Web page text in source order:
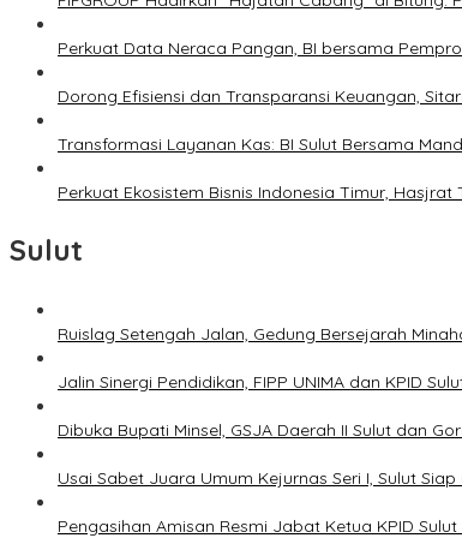
Perkuat Data Neraca Pangan, BI bersama
Dorong Efisiensi dan Transparansi Keuangan,
Transformasi Layanan Kas: BI Sulut Bersama
Perkuat Ekosistem Bisnis Indonesia Timur,
Sulut
Ruislag Setengah Jalan, Gedung Bersejarah
Jalin Sinergi Pendidikan, FIPP UNIMA dan KPID
Dibuka Bupati Minsel, GSJA Daerah II Sulut dan
Usai Sabet Juara Umum Kejurnas Seri I, Sulut
Pengasihan Amisan Resmi Jabat Ketua KPID